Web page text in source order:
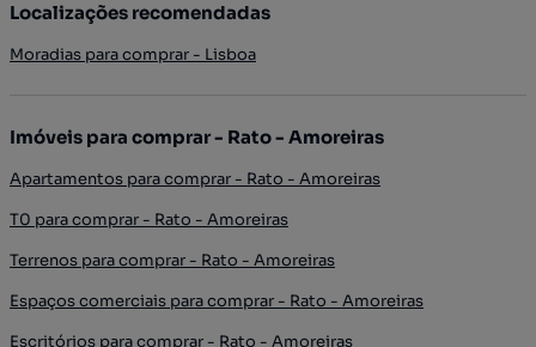
Localizações recomendadas
Moradias para comprar - Lisboa
Imóveis para comprar - Rato - Amoreiras
Apartamentos para comprar - Rato - Amoreiras
T0 para comprar - Rato - Amoreiras
Terrenos para comprar - Rato - Amoreiras
Espaços comerciais para comprar - Rato - Amoreiras
Escritórios para comprar - Rato - Amoreiras